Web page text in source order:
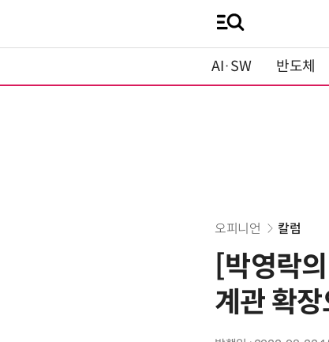
AI·SW 반도체
오피니언 칼럼
[박영락
계관 확